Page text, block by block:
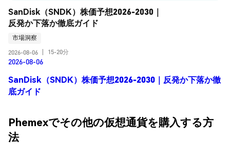
SanDisk（SNDK）株価予想2026-2030｜
反発か下落か徹底ガイド
市場洞察
2026-08-06
15-20分
2026-08-06
SanDisk（SNDK）株価予想2026-2030｜反発か下落か徹
底ガイド
Phemexでその他の仮想通貨を購入する方
法